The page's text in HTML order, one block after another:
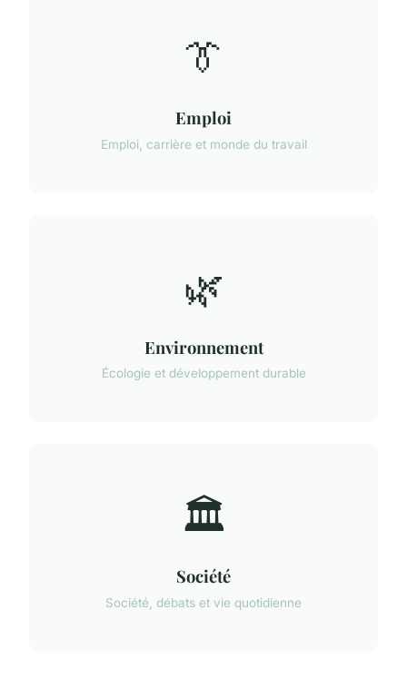
👔
Emploi
Emploi, carrière et monde du travail
🌿
Environnement
Écologie et développement durable
🏛️
Société
Société, débats et vie quotidienne